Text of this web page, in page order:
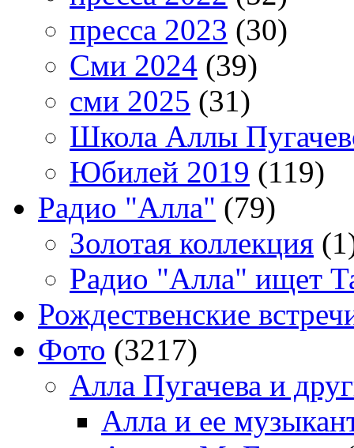
пресса 2023 (30)
Сми 2024 (39)
сми 2025 (31)
Школа Аллы
Юбилей 2019 (119)
Радио "Алла" (79)
Золотая коллекция
Радио "Алла" ищет
Рождественские
Фото (3217)
Алла Пугачева и
Алла и ее